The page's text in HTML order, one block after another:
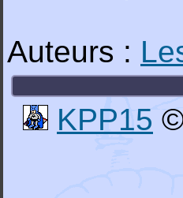
Auteurs :
KPP15